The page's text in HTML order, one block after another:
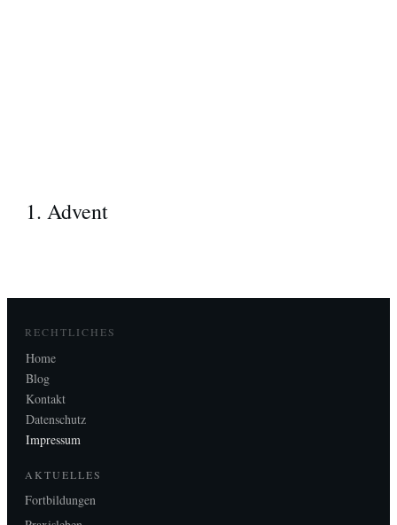
1. Advent
RECHTLICHES
Home
Blog
Kontakt
Datenschutz
Impressum
AKTUELLES
Fortbildungen